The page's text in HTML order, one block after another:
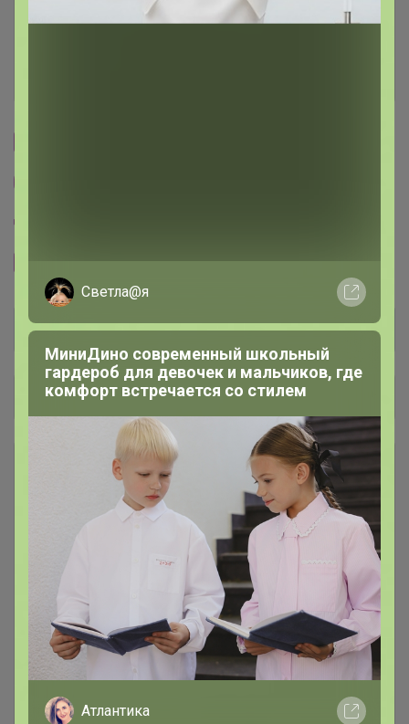
Общий каталог
Ванная-туалет 136
64
Аптека+Мирролла, Мед.прочее 169
Банные принадлежности 108
БЫТОВАЯ ТЕХНИКА 100
Ключевые даты
Сайт закупки
Светла@я
МиниДино современный школьный
гардероб для девочек и мальчиков, где
комфорт встречается со стилем
Атлантика